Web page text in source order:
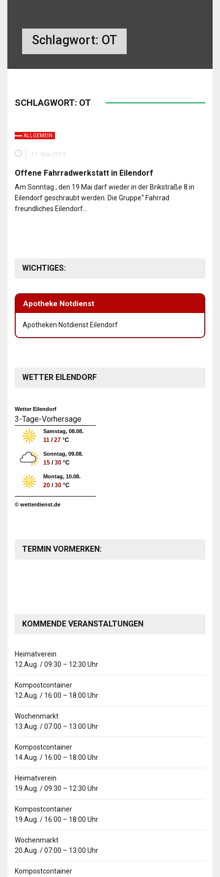
Schlagwort: OT
SCHLAGWORT: OT
ALLGEMEIN
17. Mai 2019
Offene Fahrradwerkstatt in Eilendorf
Am Sonntag , den 19 Mai darf wieder in der Brikstraße 8 in
Eilendorf geschraubt werden. Die Gruppe“ Fahrrad
freundliches Eilendorf…
WICHTIGES:
Apotheke Notdienst
Apotheken Notdienst Eilendorf
WETTER EILENDORF
Wetter Eilendorf
3-Tage-Vorhersage
Samstag, 08.08.
11 /27 °C
Sonntag, 09.08.
15 /30 °C
Montag, 10.08.
20 /30 °C
© wetterdienst.de
TERMIN VORMERKEN:
KOMMENDE VERANSTALTUNGEN
Heimatverein
12.Aug. /09:30 – 12:30 Uhr
Kompostcontainer
12.Aug. / 16:00 – 18:00 Uhr
Wochenmarkt
13.Aug. /07:00 – 13:00 Uhr
Kompostcontainer
14.Aug. / 16:00 – 18:00 Uhr
Heimatverein
19.Aug. /09:30 – 12:30 Uhr
Kompostcontainer
19.Aug. / 16:00 – 18:00 Uhr
Wochenmarkt
20.Aug. /07:00 – 13:00 Uhr
Kompostcontainer